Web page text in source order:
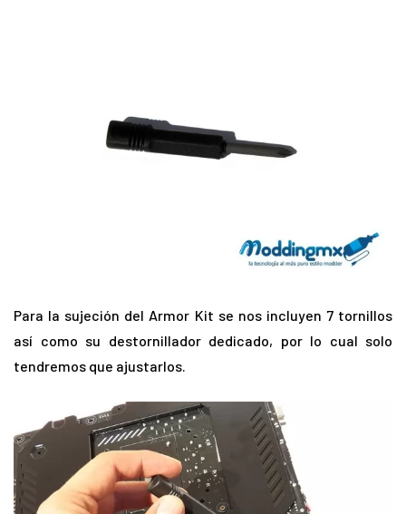
Para la sujeción del Armor Kit se nos incluyen 7 tornillos
así como su destornillador dedicado, por lo cual solo
tendremos que ajustarlos.